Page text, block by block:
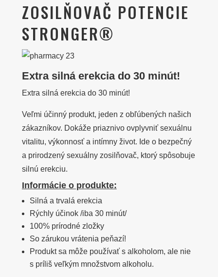
ZOSILŇOVAČ POTENCIE
STRONGER®
Extra silná erekcia do 30 minút!
Extra silná erekcia do 30 minút!
Veľmi účinný produkt, jeden z obľúbených našich
zákazníkov. Dokáže priaznivo ovplyvniť sexuálnu
vitalitu, výkonnosť a intímny život. Ide o bezpečný
a prirodzený sexuálny zosilňovač, ktorý spôsobuje
silnú erekciu.
Informácie o produkte:
Silná a trvalá erekcia
Rýchly účinok /iba 30 minút/
100% prírodné zložky
So zárukou vrátenia peňazí!
Produkt sa môže používať s alkoholom, ale nie
s príliš veľkým množstvom alkoholu.